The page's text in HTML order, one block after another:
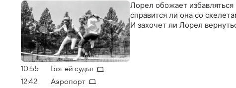
Лорел обожает
справится ли она со
И захочет ли Лорел
10:55
Бог ей судья
12:42
Аэропорт